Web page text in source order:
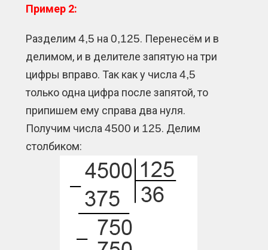
Пример 2:
Разделим4,5 на0,125. Перенесём и в
делимом, и в делителе запятую на три
цифры вправо. Так как у числа4,5
только одна цифра после запятой, то
припишем ему справа два нуля.
Получим числа4500 и 125. Делим
столбиком: